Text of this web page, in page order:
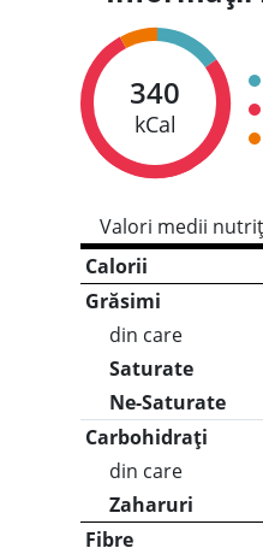
340
kCal
Valori medii
Calorii
Grăsimi
din care
Saturate
Ne-Saturate
Carbohidrați
din care
Zaharuri
Fibre